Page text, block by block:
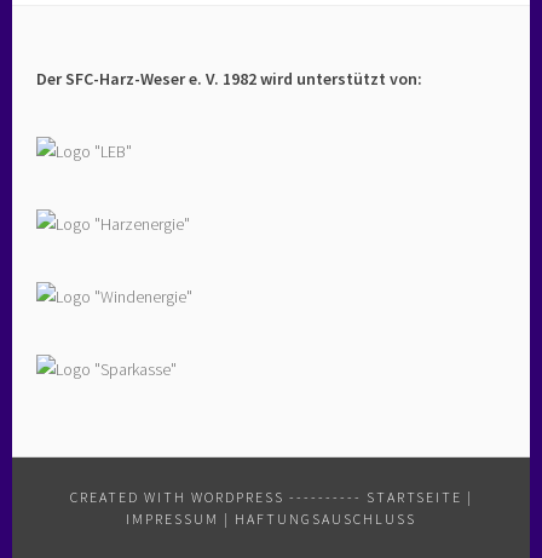
Der SFC-Harz-Weser e. V. 1982 wird unterstützt von:
CREATED WITH WORDPRESS ---------- STARTSEITE |
IMPRESSUM | HAFTUNGSAUSCHLUSS